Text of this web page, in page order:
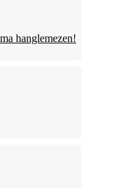
hanglemezen!